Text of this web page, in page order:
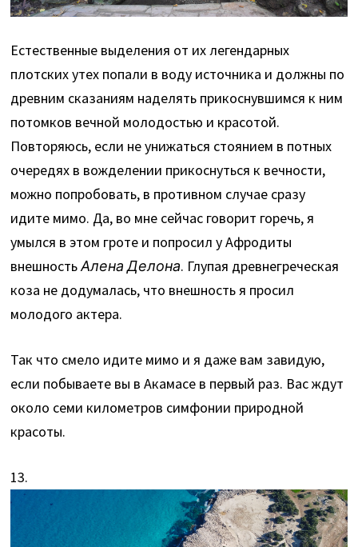
Естественные выделения от их легендарных
плотских утех попали в воду источника и должны по
древним сказаниям наделять прикоснувшимся к ним
потомков вечной молодостью и красотой.
Повторяюсь, если не унижаться стоянием в потных
очередях в вожделении прикоснуться к вечности,
можно попробовать, в противном случае сразу
идите мимо. Да, во мне сейчас говорит горечь, я
умылся в этом гроте и попросил у Афродиты
внешностьАлена Делона. Глупая древнегреческая
коза не додумалась, что внешность я просил
молодого актера.
Так что смело идите мимо и я даже вам завидую,
если побываете вы в Акамасе в первый раз. Вас ждут
около семи километров симфонии природной
красоты.
13.